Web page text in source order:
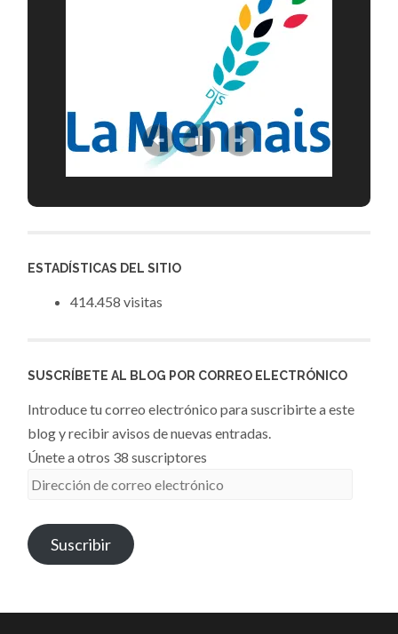
ESTADÍSTICAS DEL SITIO
414.458 visitas
SUSCRÍBETE AL BLOG POR CORREO ELECTRÓNICO
Introduce tu correo electrónico para suscribirte a este
blog y recibir avisos de nuevas entradas.
Únete a otros 38 suscriptores
Dirección
correo
electrónico
Suscribir